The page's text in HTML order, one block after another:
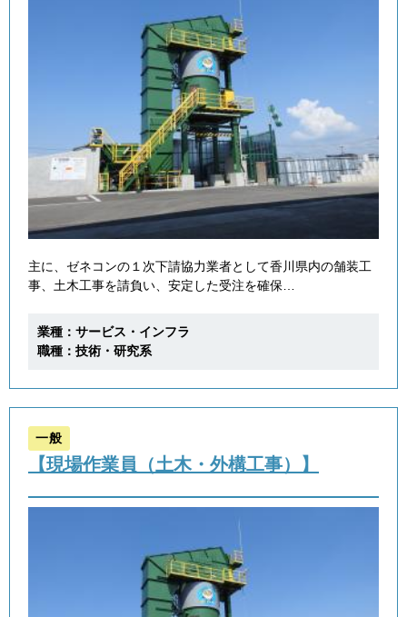
主に、ゼネコンの１次下請協力業者として香川県内の舗装工
事、土木工事を請負い、安定した受注を確保…
業種：サービス・インフラ
職種：技術・研究系
一般
【現場作業員（土木・外構工事）】